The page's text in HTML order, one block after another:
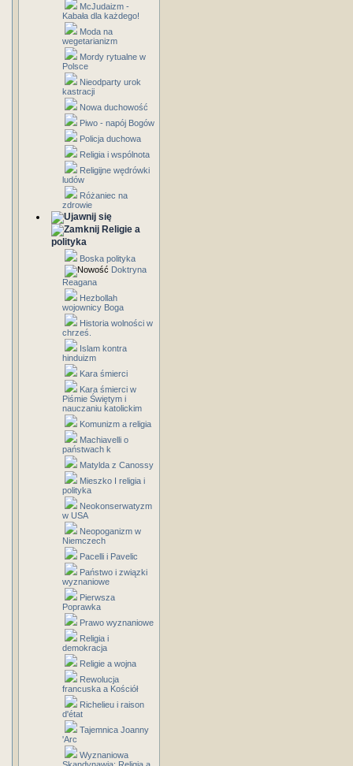
McJudaizm -
Kabała dla każdego!
Moda na
wegetarianizm
Mordy rytualne w
Polsce
Nieodparty urok
kastracji
Nowa duchowość
Piwo - napój Bogów
Policja duchowa
Religia i wspólnota
Religijne wędrówki
ludów
Różaniec na
zdrowie
Religie a
polityka
Boska polityka
Doktryna
Reagana
Hezbollah
wojownicy Boga
Historia wolności w
chrześ.
Islam kontra
hinduizm
Kara śmierci
Kara śmierci w
Piśmie Świętym i
nauczaniu katolickim
Komunizm a religia
Machiavelli o
państwach k
Matylda z Canossy
Mieszko I religia i
polityka
Neokonserwatyzm
w USA
Neopoganizm w
Niemczech
Pacelli i Pavelic
Państwo i związki
wyznaniowe
Pierwsza
Poprawka
Prawo wyznaniowe
Religia i
demokracja
Religie a wojna
Rewolucja
francuska a Kościół
Richelieu i raison
d'état
Tajemnica Joanny
'Arc
Wyznaniowa